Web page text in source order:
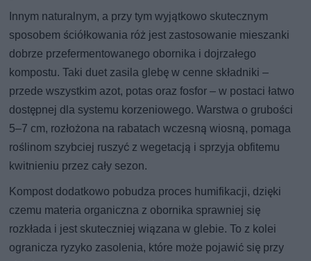
Innym naturalnym, a przy tym wyjątkowo skutecznym
sposobem ściółkowania róż jest zastosowanie mieszanki
dobrze przefermentowanego obornika i dojrzałego
kompostu. Taki duet zasila glebę w cenne składniki –
przede wszystkim azot, potas oraz fosfor – w postaci łatwo
dostępnej dla systemu korzeniowego. Warstwa o grubości
5–7 cm, rozłożona na rabatach wczesną wiosną, pomaga
roślinom szybciej ruszyć z wegetacją i sprzyja obfitemu
kwitnieniu przez cały sezon.
Kompost dodatkowo pobudza proces humifikacji, dzięki
czemu materia organiczna z obornika sprawniej się
rozkłada i jest skuteczniej wiązana w glebie. To z kolei
ogranicza ryzyko zasolenia, które może pojawić się przy